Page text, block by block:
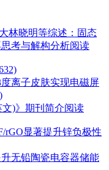
林晓明等综述：固态
考与解构分析阅读
离子皮肤实现电磁屏
文)》期刊简介阅读
rGO显著提升锌负极性
无铅陶瓷电容器储能